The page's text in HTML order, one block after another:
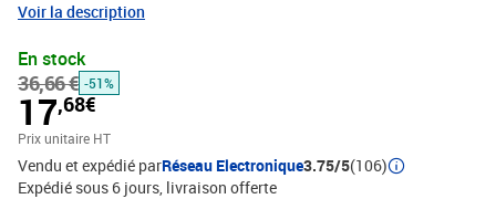
représente le pouvoir incroyable du feu, offrant une touche de
qualité, cette tirelire allie fonctionnalité et esthétique, vous aidant
à économiser tout en ajoutant une pièce de collection à votre
intérieur. Ne manquez pas l'occasion de posséder cet article
incontournable qui évoque la force et la passion de l'univers de
One Piece.
Voir la description
En stock
36,66 € -51%
17,68€
Prix unitaire HT
Vendu et expédié parRéseau Electronique3.75/5(106)
Expédié sous 6 jours livraison offerte